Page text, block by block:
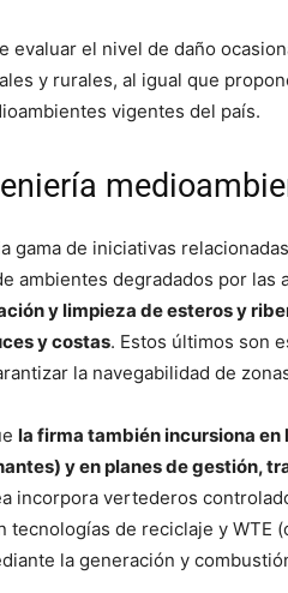
evaluar el nivel de daño
y rurales, al igual que
vigentes del país.
gama de iniciativas
ambientes degradados por las
y limpieza de esteros y
y costas. Estos últimos son
la navegabilidad de
la firma también incursiona
y en planes de gestión,
incorpora vertederos
tecnologías de reciclaje y WTE
la generación y